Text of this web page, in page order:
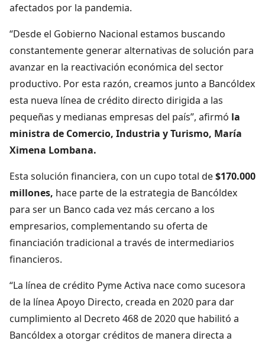
afectados por la pandemia.
“Desde el Gobierno Nacional estamos buscando
constantemente generar alternativas de solución para
avanzar en la reactivación económica del sector
productivo. Por esta razón, creamos junto a Bancóldex
esta nueva línea de crédito directo dirigida a las
pequeñas y medianas empresas del país”, afirmó la
ministra de Comercio, Industria y Turismo, María
Ximena Lombana.
Esta solución financiera, con un cupo total de$170.000
millones, hace parte de la estrategia de Bancóldex
para ser un Banco cada vez más cercano a los
empresarios, complementando su oferta de
financiación tradicional a través de intermediarios
financieros.
“La línea de crédito Pyme Activa nace como sucesora
de la línea Apoyo Directo, creada en 2020 para dar
cumplimiento al Decreto 468 de 2020 que habilitó a
Bancóldex a otorgar créditos de manera directa a